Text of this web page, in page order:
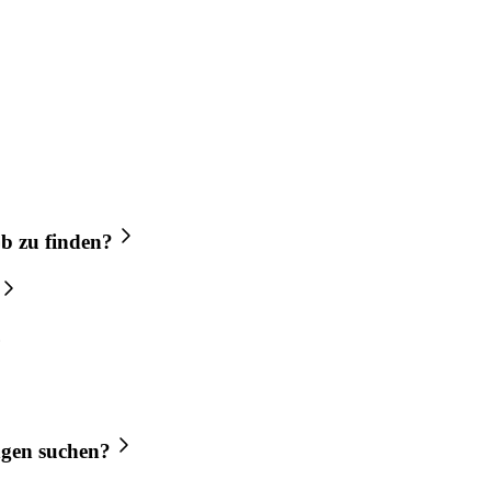
zu finden?
suchen?